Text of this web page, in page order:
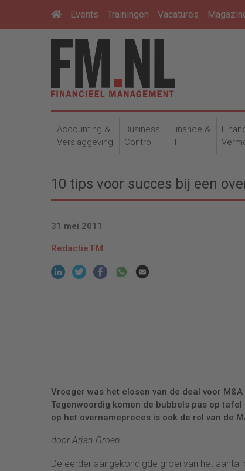
Events Trainingen Vacatures
Accounting &
Verslaggeving
Business
Control
Finance &
IT
10 tips voor succes bij een
31 mei 2011
Redactie FM
Vroeger was het closen van de deal voor
Tegenwoordig komen de bubbels pas op
op het overnameproces is ook de rol van de
door Arjan Groen
De eerder aangekondigde groei van het